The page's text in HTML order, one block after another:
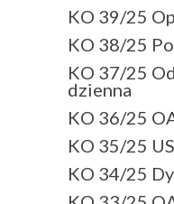
KO 39/25
KO 38/25
KO 37/25
dzienna
KO 36/25
KO 35/25
KO 34/25